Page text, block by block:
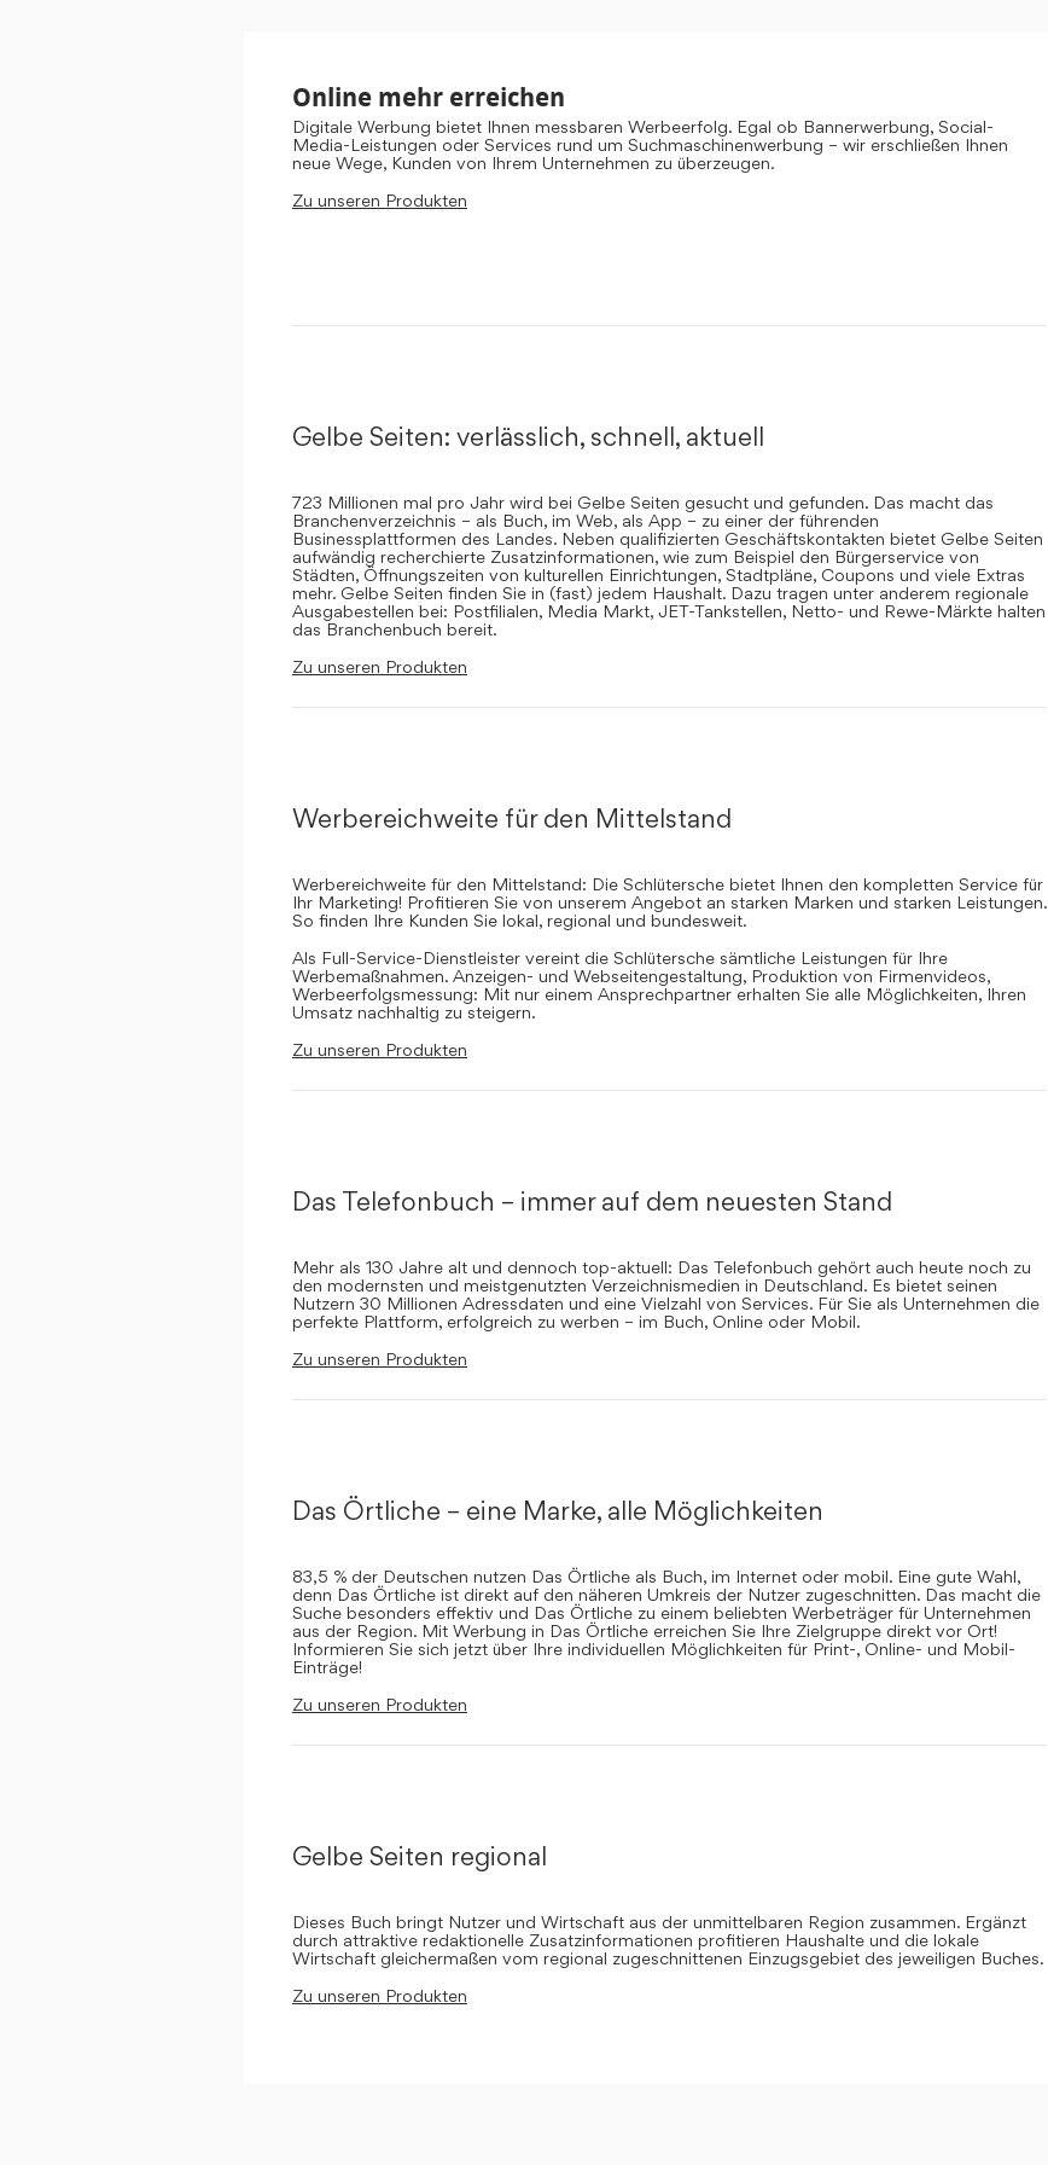
Online mehr erreichen
Digitale Werbung bietet Ihnen messbaren Werbeerfolg. Egal ob Bannerwerbung, Social-
Media-Leistungen oder Services rund um Suchmaschinenwerbung – wir erschließen Ihnen
neue Wege, Kunden von Ihrem Unternehmen zu überzeugen.
Zu unseren Produkten
Gelbe Seiten: verlässlich, schnell, aktuell
723 Millionen mal pro Jahr wird bei Gelbe Seiten gesucht und gefunden. Das macht das
Branchenverzeichnis – als Buch, im Web, als App – zu einer der führenden
Businessplattformen des Landes. Neben qualifizierten Geschäftskontakten bietet Gelbe Seiten
aufwändig recherchierte Zusatzinformationen, wie zum Beispiel den Bürgerservice von
Städten, Öffnungszeiten von kulturellen Einrichtungen, Stadtpläne, Coupons und viele Extras
mehr. Gelbe Seiten finden Sie in (fast) jedem Haushalt. Dazu tragen unter anderem regionale
Ausgabestellen bei: Postfilialen, Media Markt, JET-Tankstellen, Netto- und Rewe-Märkte halten
das Branchenbuch bereit.
Zu unseren Produkten
Werbereichweite für den Mittelstand
Werbereichweite für den Mittelstand: Die Schlütersche bietet Ihnen den kompletten Service für
Ihr Marketing! Profitieren Sie von unserem Angebot an starken Marken und starken Leistungen.
So finden Ihre Kunden Sie lokal, regional und bundesweit.
Als Full-Service-Dienstleister vereint die Schlütersche sämtliche Leistungen für Ihre
Werbemaßnahmen. Anzeigen- und Webseitengestaltung, Produktion von Firmenvideos,
Werbeerfolgsmessung: Mit nur einem Ansprechpartner erhalten Sie alle Möglichkeiten, Ihren
Umsatz nachhaltig zu steigern.
Zu unseren Produkten
Das Telefonbuch – immer auf dem neuesten Stand
Mehr als 130 Jahre alt und dennoch top-aktuell: Das Telefonbuch gehört auch heute noch zu
den modernsten und meistgenutzten Verzeichnismedien in Deutschland. Es bietet seinen
Nutzern 30 Millionen Adressdaten und eine Vielzahl von Services. Für Sie als Unternehmen die
perfekte Plattform, erfolgreich zu werben – im Buch, Online oder Mobil.
Zu unseren Produkten
Das Örtliche – eine Marke, alle Möglichkeiten
83,5 % der Deutschen nutzen Das Örtliche als Buch, im Internet oder mobil. Eine gute Wahl,
denn Das Örtliche ist direkt auf den näheren Umkreis der Nutzer zugeschnitten. Das macht die
Suche besonders effektiv und Das Örtliche zu einem beliebten Werbeträger für Unternehmen
aus der Region. Mit Werbung in Das Örtliche erreichen Sie Ihre Zielgruppe direkt vor Ort!
Informieren Sie sich jetzt über Ihre individuellen Möglichkeiten für Print-, Online- und Mobil-
Einträge!
Zu unseren Produkten
Gelbe Seiten regional
Dieses Buch bringt Nutzer und Wirtschaft aus der unmittelbaren Region zusammen. Ergänzt
durch attraktive redaktionelle Zusatzinformationen profitieren Haushalte und die lokale
Wirtschaft gleichermaßen vom regional zugeschnittenen Einzugsgebiet des jeweiligen Buches.
Zu unseren Produkten